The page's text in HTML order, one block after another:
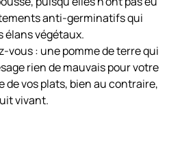
anti-germinatifs qui
végétaux.
vous : une pomme de terre qui
rien de mauvais pour votre
de vos plats, bien au contraire,
vivant.